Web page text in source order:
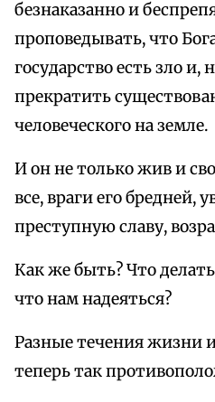
безнаказанно и
проповедывать, что
государство есть зло и,
прекратить
человеческого на земле.
И он не только жив и
все, враги его бредней,
преступную славу,
Как же быть? Что
что нам надеяться?
Разные течения жизни
теперь так